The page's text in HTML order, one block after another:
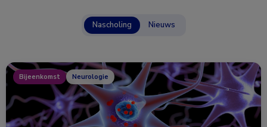
Nascholing Nieuws
Bijeenkomst Neurologie